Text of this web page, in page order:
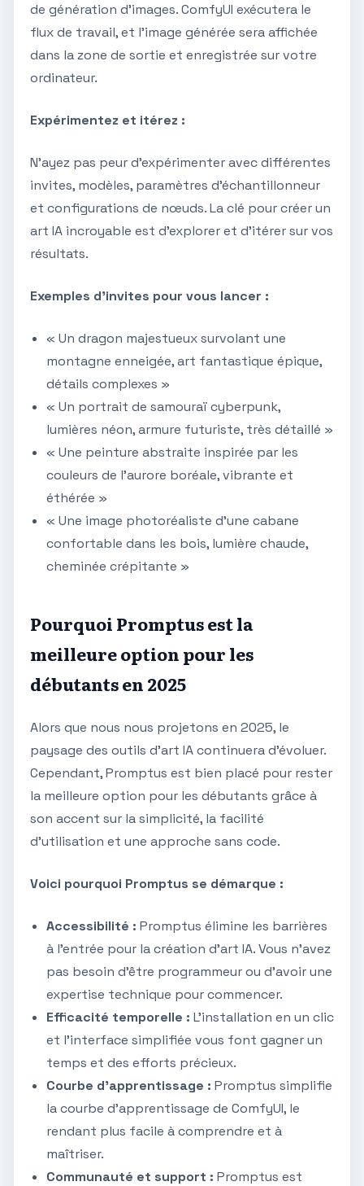
de génération d'images. ComfyUI exécutera le
flux de travail, et l'image générée sera affichée
dans la zone de sortie et enregistrée sur votre
ordinateur.
Expérimentez et itérez :
N'ayez pas peur d'expérimenter avec différentes
invites, modèles, paramètres d'échantillonneur
et configurations de nœuds. La clé pour créer un
art IA incroyable est d'explorer et d'itérer sur vos
résultats.
Exemples d'invites pour vous lancer :
« Un dragon majestueux survolant une
montagne enneigée, art fantastique épique,
détails complexes »
« Un portrait de samouraï cyberpunk,
lumières néon, armure futuriste, très détaillé »
« Une peinture abstraite inspirée par les
couleurs de l'aurore boréale, vibrante et
éthérée »
« Une image photoréaliste d'une cabane
confortable dans les bois, lumière chaude,
cheminée crépitante »
Pourquoi Promptus est la
meilleure option pour les
débutants en 2025
Alors que nous nous projetons en 2025, le
paysage des outils d'art IA continuera d'évoluer.
Cependant, Promptus est bien placé pour rester
la meilleure option pour les débutants grâce à
son accent sur la simplicité, la facilité
d'utilisation et une approche sans code.
Voici pourquoi Promptus se démarque :
Accessibilité : Promptus élimine les barrières
à l'entrée pour la création d'art IA. Vous n'avez
pas besoin d'être programmeur ou d'avoir une
expertise technique pour commencer.
Efficacité temporelle : L'installation en un clic
et l'interface simplifiée vous font gagner un
temps et des efforts précieux.
Courbe d'apprentissage : Promptus simplifie
la courbe d'apprentissage de ComfyUI, le
rendant plus facile à comprendre et à
maîtriser.
Communauté et support : Promptus est